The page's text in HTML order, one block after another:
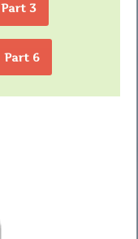
Part 3
Part 6